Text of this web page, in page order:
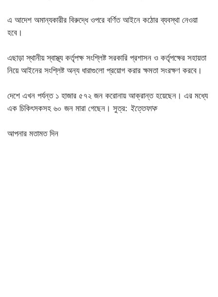
এ আদেশ অমান্যকারীর বিরুদ্ধে ওপরে বর্ণিত আইনে কঠোর ব্যবস্থা নেওয়া
হবে।
এছাড়া স্থানীয় স্বাস্থ্য কর্তৃপক্ষ সংশ্লিষ্ট সরকারি প্রশাসন ও কর্তৃপক্ষের সহায়তা
নিয়ে আইনের সংশ্লিষ্ট অন্য ধারাগুলো প্রয়োগ করার ক্ষমতা সংরক্ষণ করবে।
দেশে এখন পর্যন্ত ১ হাজার ৫৭২ জন করোনায় আক্রান্ত হয়েছেন। এর মধ্যে
এক চিকিৎসকসহ ৬০ জন মারা গেছেন। সুত্র: ইত্তেফাক
আপনার মতামত দিন